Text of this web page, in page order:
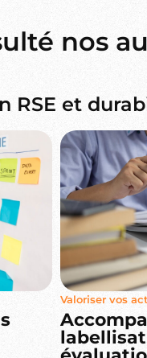
nos
RSE et
Valoriser vos